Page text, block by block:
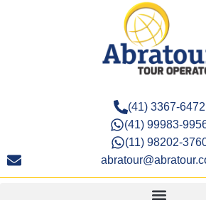
(41) 3367-6472
(41) 99983-
(11) 98202-